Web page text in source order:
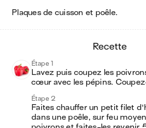
plaques de cuisson et poêle.
recette
Étape 1
Lavez puis coupez les
cœur avec les pépins.
Étape 2
Faites chauffer un petit filet
dans une poêle, sur feu